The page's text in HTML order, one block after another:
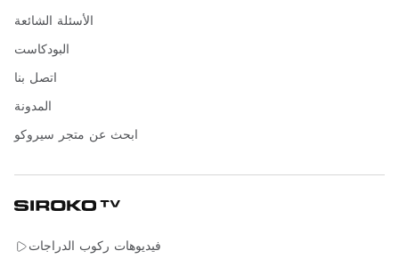
الأسئلة الشائعة
البودكاست
اتصل بنا
المدونة
ابحث عن متجر سيروكو
فيديوهات ركوب الدراجات